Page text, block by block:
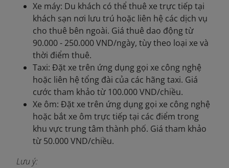
Xe máy: Du khách có thể thuê xe trực tiếp tại
khách sạn nơi lưu trú hoặc liên hệ các dịch vụ
cho thuê bên ngoài. Giá thuê dao động từ
90.000 - 250.000 VND/ngày, tùy theo loại xe và
thời điểm thuê.
Taxi: Đặt xe trên ứng dụng gọi xe công nghệ
hoặc liên hệ tổng đài của các hãng taxi. Giá
cước tham khảo từ 100.000 VND/chiều.
Xe ôm: Đặt xe trên ứng dụng gọi xe công nghệ
hoặc bắt xe ôm trực tiếp tại các điểm trong
khu vực trung tâm thành phố. Giá tham khảo
từ 50.000 VND/chiều.
Lưu ý: